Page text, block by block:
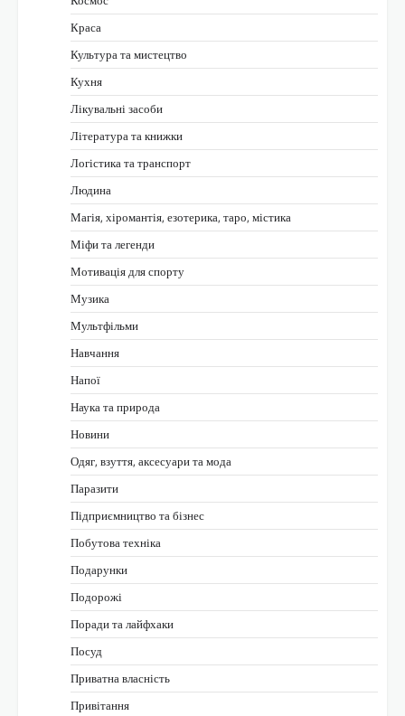
Краса
Культура та мистецтво
Кухня
Лікувальні засоби
Література та книжки
Логістика та транспорт
Людина
Магія, хіромантія, езотерика, таро, містика
Міфи та легенди
Мотивація для спорту
Музика
Мультфільми
Навчання
Напої
Наука та природа
Новини
Одяг, взуття, аксесуари та мода
Паразити
Підприємництво та бізнес
Побутова техніка
Подарунки
Подорожі
Поради та лайфхаки
Посуд
Приватна власність
Привітання